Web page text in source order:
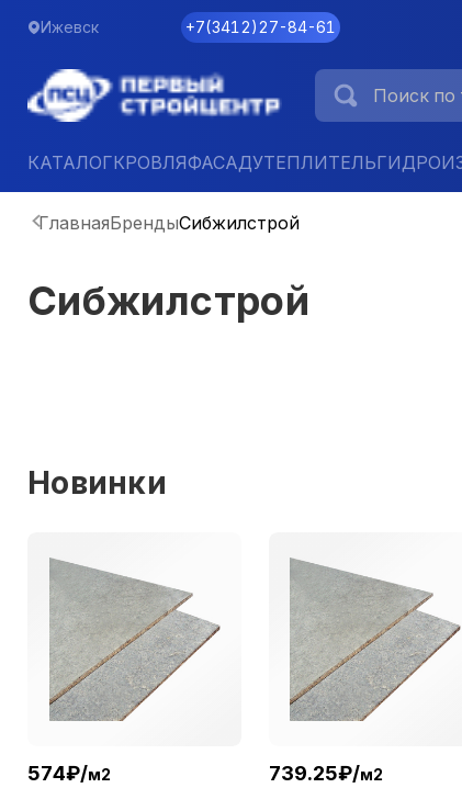
Ижевск +7(3412)27-84-61
КАТАЛОГКРОВЛЯФАСАДУТЕПЛИТЕЛЬ
ГлавнаяБрендыСибжилстрой
Сибжилстрой
Новинки
574₽/м2
739.25₽/м2